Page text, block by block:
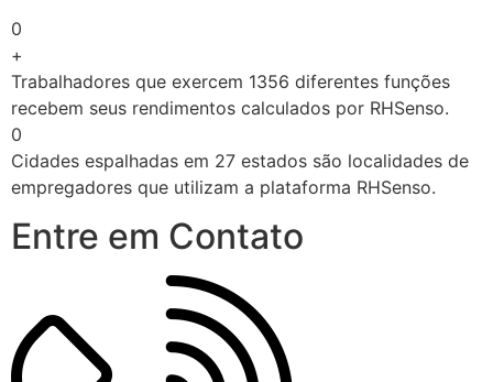
0
+
Trabalhadores que exercem 1356 diferentes funções
recebem seus rendimentos calculados por RHSenso.
0
Cidades espalhadas em 27 estados são localidades de
empregadores que utilizam a plataforma RHSenso.
Entre em Contato